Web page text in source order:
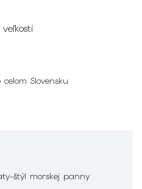
Slovensku
štýl morskej panny